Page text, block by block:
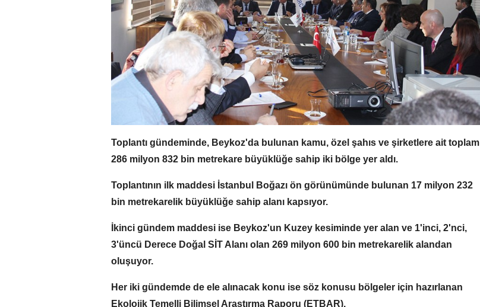
Toplantı gündeminde, Beykoz'da bulunan kamu, özel şahıs ve şirketlere ait toplam
286 milyon 832 bin metrekare büyüklüğe sahip iki bölge yer aldı.
Toplantının ilk maddesi İstanbul Boğazı ön görünümünde bulunan 17 milyon 232
bin metrekarelik büyüklüğe sahip alanı kapsıyor.
İkinci gündem maddesi ise Beykoz'un Kuzey kesiminde yer alan ve 1'inci, 2'nci,
3'üncü Derece Doğal SİT Alanı olan 269 milyon 600 bin metrekarelik alandan
oluşuyor.
Her iki gündemde de ele alınacak konu ise söz konusu bölgeler için hazırlanan
Ekolojik Temelli Bilimsel Araştırma Raporu (ETBAR).